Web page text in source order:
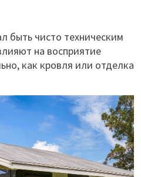
быть чисто техническим
на восприятие
как кровля или отделка